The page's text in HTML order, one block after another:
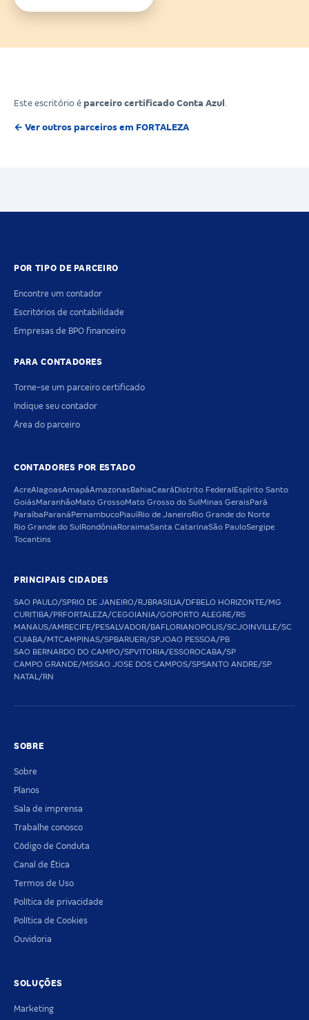
Este escritório é parceiro certificado Conta Azul
← Ver outros parceiros em FORTALEZA
POR TIPO DE PARCEIRO
Encontre um contador
Escritórios de contabilidade
Empresas de BPO financeiro
PARA CONTADORES
Torne-se um parceiro certificado
Indique seu contador
Área do parceiro
CONTADORES POR ESTADO
AcreAlagoasAmapáAmazonas BahiaCeará Distrito Federal Espírito Santo
GoiásMaranhãoMato GrossoMato Grosso do Sul Minas Gerais Pará
Paraíba Paraná PernambucoPiauíRio de JaneiroRio Grande do Norte
Rio Grande do Sul Rondônia RoraimaSanta CatarinaSão PauloSergipe
Tocantins
PRINCIPAIS CIDADES
SAO PAULO/SPRIO DE JANEIRO/RJBRASILIA/DFBELO HORIZONTE/MG
CURITIBA/PRFORTALEZA/CEGOIANIA/GOPORTO ALEGRE/RS
MANAUS/AMRECIFE/PESALVADOR/BAFLORIANOPOLIS/SCJOINVILLE/SC
CUIABA/MTCAMPINAS/SPBARUERI/SPJOAO PESSOA/PB
SAO BERNARDO DO CAMPO/SPVITORIA/ESSOROCABA/SP
CAMPO GRANDE/MSSAO JOSE DOS CAMPOS/SPSANTO ANDRE/SP
NATAL/RN
SOBRE
Sobre
Planos
Sala de imprensa
Trabalhe conosco
Código de Conduta
Canal de Ética
Termos de Uso
Política de privacidade
Política de Cookies
Ouvidoria
SOLUÇÕES
Marketing